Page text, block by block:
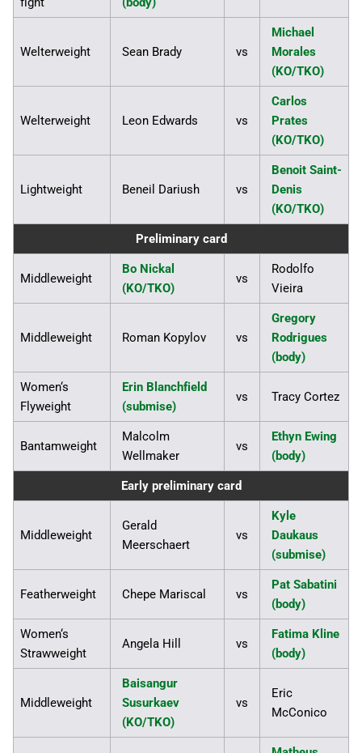
Welterweight Sean Brady vs
Michael
Morales
(KO/TKO)
Welterweight Leon Edwards vs
Carlos
Prates
(KO/TKO)
Lightweight Beneil Dariush vs
Benoit Saint-
Denis
(KO/TKO)
Preliminary card
Middleweight
Bo Nickal
(KO/TKO)
vs
Rodolfo
Vieira
Middleweight Roman Kopylov vs
Gregory
Rodrigues
(body)
Women‘s
Flyweight
Erin Blanchfield
(submise)
vs Tracy Cortez
Bantamweight
Malcolm
Wellmaker
vs
Ethyn Ewing
(body)
Early preliminary card
Middleweight
Gerald
Meerschaert
vs
Kyle
Daukaus
(submise)
Featherweight Chepe Mariscal vs
Pat Sabatini
(body)
Women‘s
Strawweight
Angela Hill vs
Fatima Kline
(body)
Middleweight
Baisangur
Susurkaev
(KO/TKO)
vs
Eric
McConico